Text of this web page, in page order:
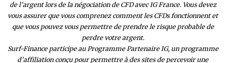
de l’argent lors de la négociation de CFD avec IG France. Vous devez
vous assurer que vous comprenez comment les CFDs fonctionnent et
que vous pouvez vous permettre de prendre le risque probable de
perdre votre argent.
Surf-Finance participe au Programme Partenaire IG, un programme
d’affiliation conçu pour permettre à des sites de percevoir une